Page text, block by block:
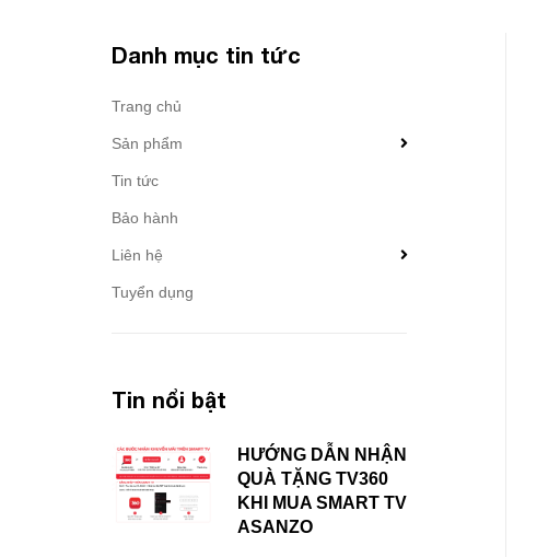
Danh mục tin tức
Trang chủ
Sản phẩm
Tin tức
Bảo hành
Liên hệ
Tuyển dụng
Tin nổi bật
HƯỚNG DẪN NHẬN
QUÀ TẶNG TV360
KHI MUA SMART TV
ASANZO